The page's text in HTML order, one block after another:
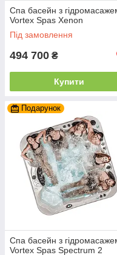
Спа басейн з
Vortex Spas Xenon
Під замовлення
494 700 ₴
Купити
Подарунок
Спа басейн з
Vortex Spas Spectrum 2